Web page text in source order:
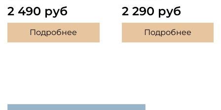
2 490 руб
Подробнее
2 290 руб
Подробнее